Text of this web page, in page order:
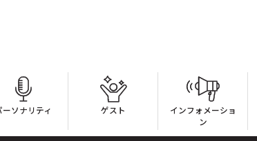
ーソナリティ ゲスト
インフォメーショ
ン